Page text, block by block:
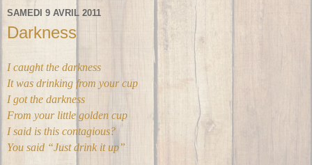
SAMEDI 9 AVRIL 2011
Darkness
I caught the darkness
It was drinking from your cup
I got the darkness
From your little golden cup
I said is this contagious?
You said “Just drink it up”